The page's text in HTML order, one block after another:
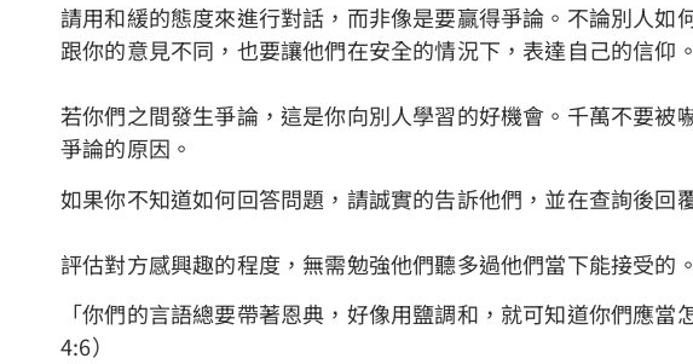
請用和緩的態度來進行對話，而非像是要贏得爭論。不論別人如
跟你的意見不同，也要讓他們在安全的情況下，表達自己的信仰。
若你們之間發生爭論，這是你向別人學習的好機會。千萬不要被
爭論的原因。
如果你不知道如何回答問題，請誠實的告訴他們，並在查詢後回
評估對方感興趣的程度，無需勉強他們聽多過他們當下能接受的。
「你們的言語總要帶著恩典，好像用鹽調和，就可知道你們應當
4:6）